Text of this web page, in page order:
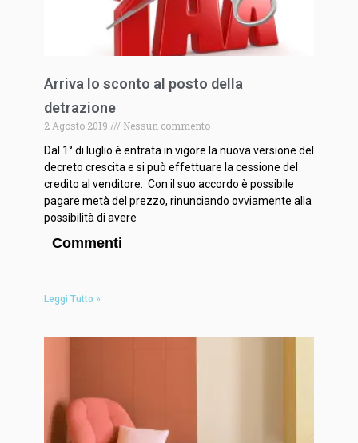
Arriva lo sconto al posto della
detrazione
2 Agosto 2019
Nessun commento
Dal 1° di luglio è entrata in vigore la nuova versione del
decreto crescita e si può effettuare la cessione del
credito al venditore. Con il suo accordo è possibile
pagare metà del prezzo, rinunciando ovviamente alla
possibilità di avere
Commenti
Leggi Tutto »